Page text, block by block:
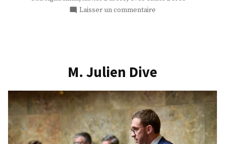
Laisser un commentaire
M. Julien Dive